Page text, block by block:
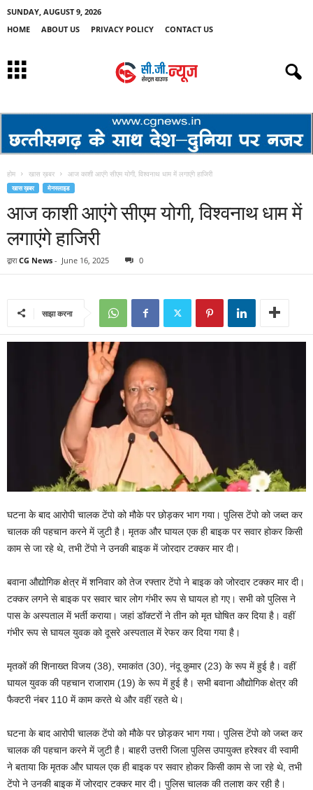
SUNDAY, AUGUST 9, 2026
HOME
ABOUT US PRIVACY POLICY CONTACT US
होम खास ख़बर आज काशी आएंगे सीएम योगी, विश्वनाथ धाम में लगाएंगे हाजिरी
खास ख़बर मेनस्लाइड
आज काशी आएंगे सीएम योगी, विश्वनाथ धाम में
लगाएंगे हाजिरी
द्वारा CG News - June 16, 2025 0
साझा करना
घटना के बाद आरोपी चालक टेंपो को मौके पर छोड़कर भाग गया। पुलिस टेंपो को जब्त कर
चालक की पहचान करने में जुटी है। मृतक और घायल एक ही बाइक पर सवार होकर किसी
काम से जा रहे थे, तभी टेंपो ने उनकी बाइक में जोरदार टक्कर मार दी।
बवाना औद्योगिक क्षेत्र में शनिवार को तेज रफ्तार टेंपो ने बाइक को जोरदार टक्कर मार दी।
टक्कर लगने से बाइक पर सवार चार लोग गंभीर रूप से घायल हो गए। सभी को पुलिस ने
पास के अस्पताल में भर्ती कराया। जहां डॉक्टरों ने तीन को मृत घोषित कर दिया है। वहीं
गंभीर रूप से घायल युवक को दूसरे अस्पताल में रेफर कर दिया गया है।
मृतकों की शिनाख्त विजय (38), रमाकांत (30), नंदू कुमार (23) के रूप में हुई है। वहीं
घायल युवक की पहचान राजाराम (19) के रूप में हुई है। सभी बवाना औद्योगिक क्षेत्र की
फैक्टरी नंबर 110 में काम करते थे और वहीं रहते थे।
घटना के बाद आरोपी चालक टेंपो को मौके पर छोड़कर भाग गया। पुलिस टेंपो को जब्त कर
चालक की पहचान करने में जुटी है। बाहरी उत्तरी जिला पुलिस उपायुक्त हरेश्वर वी स्वामी
ने बताया कि मृतक और घायल एक ही बाइक पर सवार होकर किसी काम से जा रहे थे, तभी
टेंपो ने उनकी बाइक में जोरदार टक्कर मार दी। पुलिस चालक की तलाश कर रही है।